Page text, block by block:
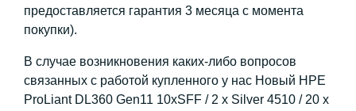
предоставляется гарантия 3 месяца с момента
покупки).
В случае возникновения каких-либо вопросов
связанных с работой купленного у нас Новый HPE
ProLiant DL360 Gen11 10xSFF / 2 x Silver 4510 / 20 x